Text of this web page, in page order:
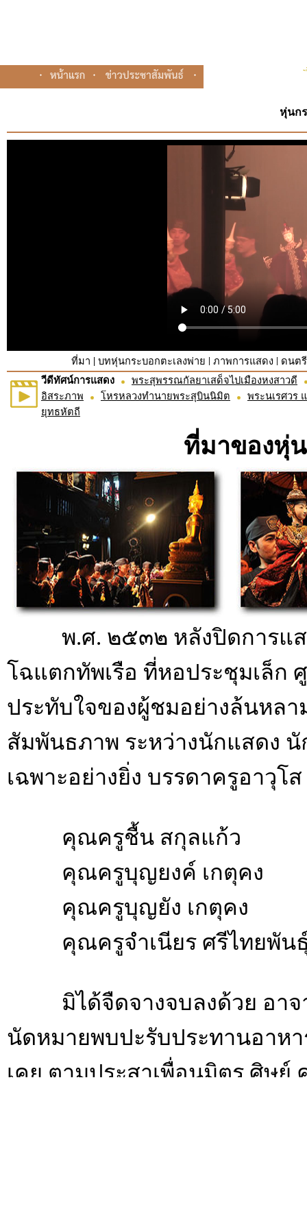
หุ่นก
ที่มา | บทหุ่นกระบอกตะเลงพ่าย | ภาพการแสดง | ดนตรี
วีดีทัศน์การแสดง
พระสุพรรณกัลยาเสด็จไปเมืองหงสาวดี
อิสระภาพ
โหรหลวงทำนายพระสุบินนิมิต
พระนเรศวร
ยุทธหัตถี